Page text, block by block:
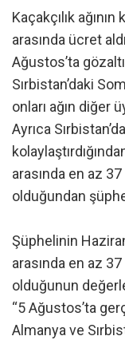
Kaçakçılık
arasında ücret
Ağustos’ta
Sırbistan’daki
onları ağın diğer
Ayrıca
arasında en az
olduğundan
Şüphelinin
arasında en az
olduğunun
“5 Ağustos’ta
Almanya ve